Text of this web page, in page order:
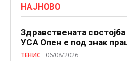
НАЈНОВО
Здравствената
УСА Опен е под знак
ТЕНИС 06/08/2026